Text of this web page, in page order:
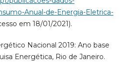
Anual-de-Energia-Eletrica-
em 18/01/2021).
Nacional 2019: Ano base
Energética, Rio de Janeiro.